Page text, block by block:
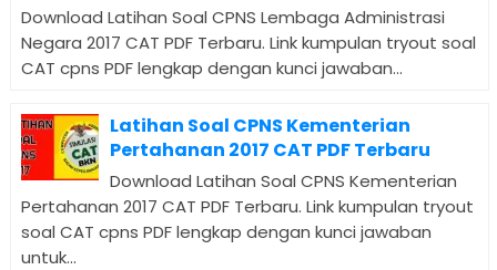
Download Latihan Soal CPNS Lembaga Administrasi
Negara 2017 CAT PDF Terbaru. Link kumpulan tryout soal
CAT cpns PDF lengkap dengan kunci jawaban...
Latihan Soal CPNS Kementerian
Pertahanan 2017 CAT PDF Terbaru
Download Latihan Soal CPNS Kementerian
Pertahanan 2017 CAT PDF Terbaru. Link kumpulan tryout
soal CAT cpns PDF lengkap dengan kunci jawaban
untuk...